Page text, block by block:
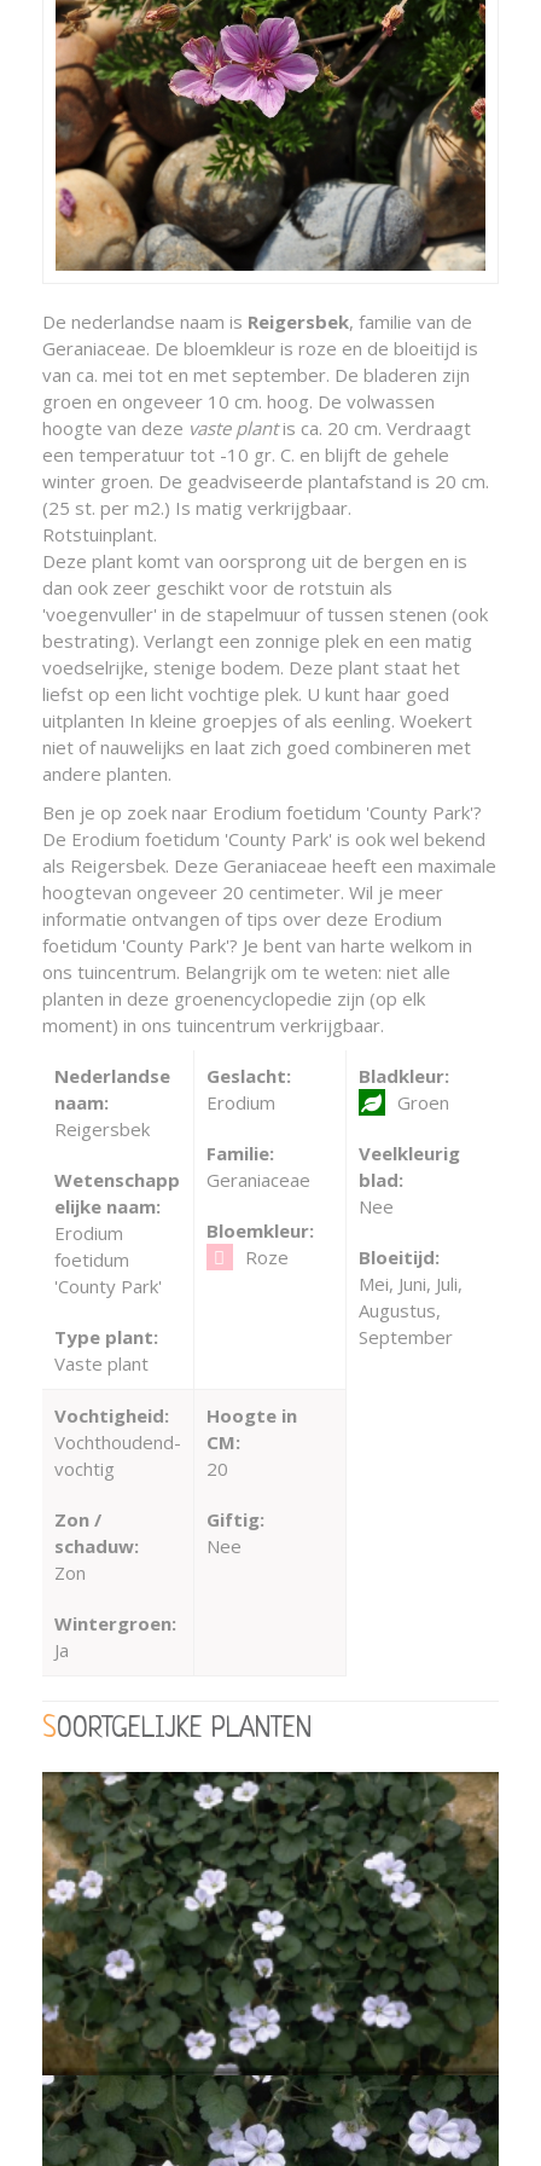
De nederlandse naam is Reigersbek, familie van de
Geraniaceae. De bloemkleur is roze en de bloeitijd is
van ca. mei tot en met september. De bladeren zijn
groen en ongeveer 10 cm. hoog. De volwassen
hoogte van deze vaste plantis ca. 20 cm. Verdraagt
een temperatuur tot -10 gr. C. en blijft de gehele
winter groen. De geadviseerde plantafstand is 20 cm.
(25 st. per m2.) Is matig verkrijgbaar.
Rotstuinplant.
Deze plant komt van oorsprong uit de bergen en is
dan ook zeer geschikt voor de rotstuin als
'voegenvuller' in de stapelmuur of tussen stenen (ook
bestrating). Verlangt een zonnige plek en een matig
voedselrijke, stenige bodem. Deze plant staat het
liefst op een licht vochtige plek. U kunt haar goed
uitplanten In kleine groepjes of als eenling. Woekert
niet of nauwelijks en laat zich goed combineren met
andere planten.
Ben je op zoek naar Erodium foetidum 'County Park'?
De Erodium foetidum 'County Park' is ook wel bekend
als Reigersbek. Deze Geraniaceae heeft een maximale
hoogtevan ongeveer 20 centimeter. Wil je meer
informatie ontvangen of tips over deze Erodium
foetidum 'County Park'? Je bent van harte welkom in
ons tuincentrum. Belangrijk om te weten: niet alle
planten in deze groenencyclopedie zijn (op elk
moment) in ons tuincentrum verkrijgbaar.
Nederlandse
naam:
Reigersbek
Wetenschapp
elijke naam:
Erodium
foetidum
'County Park'
Type plant:
Vaste plant
Geslacht:
Erodium
Familie:
Geraniaceae
Bloemkleur:
Roze
Bladkleur:
Groen
Veelkleurig
blad:
Nee
Bloeitijd:
Mei, Juni, Juli,
Augustus,
September
Vochtigheid:
Vochthoudend-
vochtig
Zon /
schaduw:
Zon
Wintergroen:
Ja
Hoogte in
CM:
20
Giftig:
Nee
SOORTGELIJKE PLANTEN